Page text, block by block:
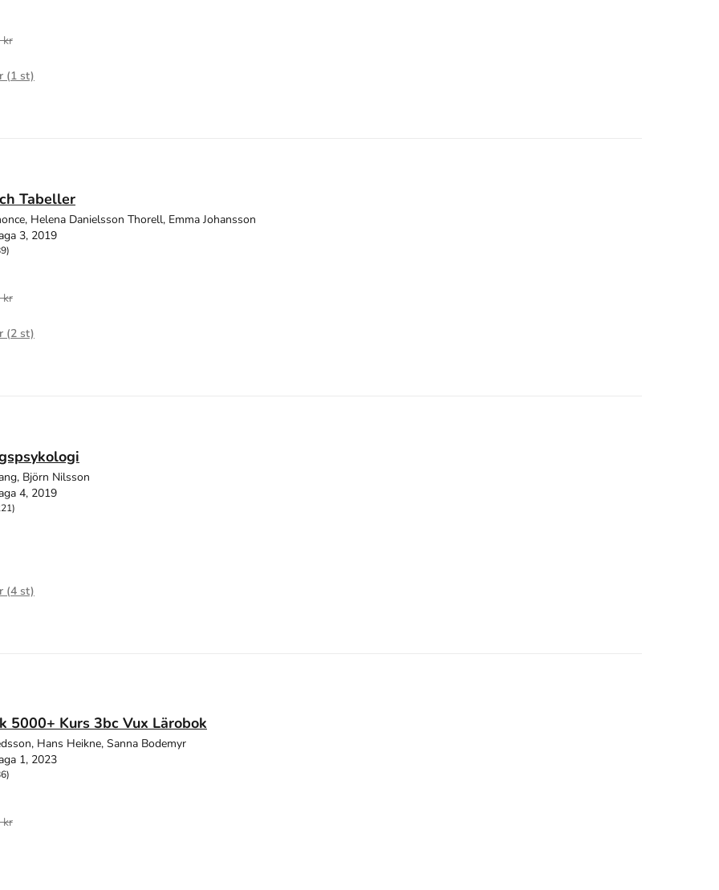
kr
(1 st)
Tabeller
Helena Danielsson Thorell, Emma Johansson
3, 2019
kr
(2 st)
Björn Nilsson
4, 2019
(4 st)
5000+ Kurs 3bc Vux Lärobok
Hans Heikne, Sanna Bodemyr
1, 2023
kr